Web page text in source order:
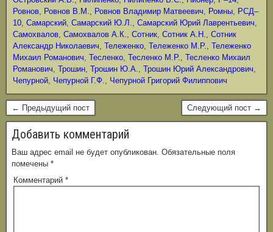
Ровнов, Ровнов В.М., Ровнов Владимир Матвеевич, Ромны, РСД–
10, Самарский, Самарский Ю.Л., Самарский Юрий Лаврентьевич,
Самохвалов, Самохвалов А.К., Сотник, Сотник А.Н., Сотник
Александр Николаевич, Тележенко, Тележенко М.Р., Тележенко
Михаил Романович, Тесленко, Тесленко М.Р., Тесленко Михаил
Романович, Трошин, Трошин Ю.А., Трошин Юрий Александрович,
Чепурной, Чепурной Г.Ф., Чепурной Григорий Филиппович
← Предыдущий пост Следующий пост →
Добавить комментарий
Ваш адрес email не будет опубликован. Обязательные поля
помечены *
Комментарий *